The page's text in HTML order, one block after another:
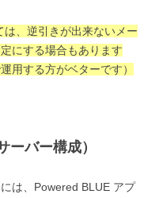
、逆引きが出来ないメー
にする場合もあります
用する方がベターです）
バー構成）
は、Powered BLUE アプ